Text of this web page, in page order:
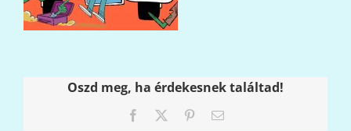
Oszd meg, ha érdekesnek találtad!
Facebook PinterestEmail: